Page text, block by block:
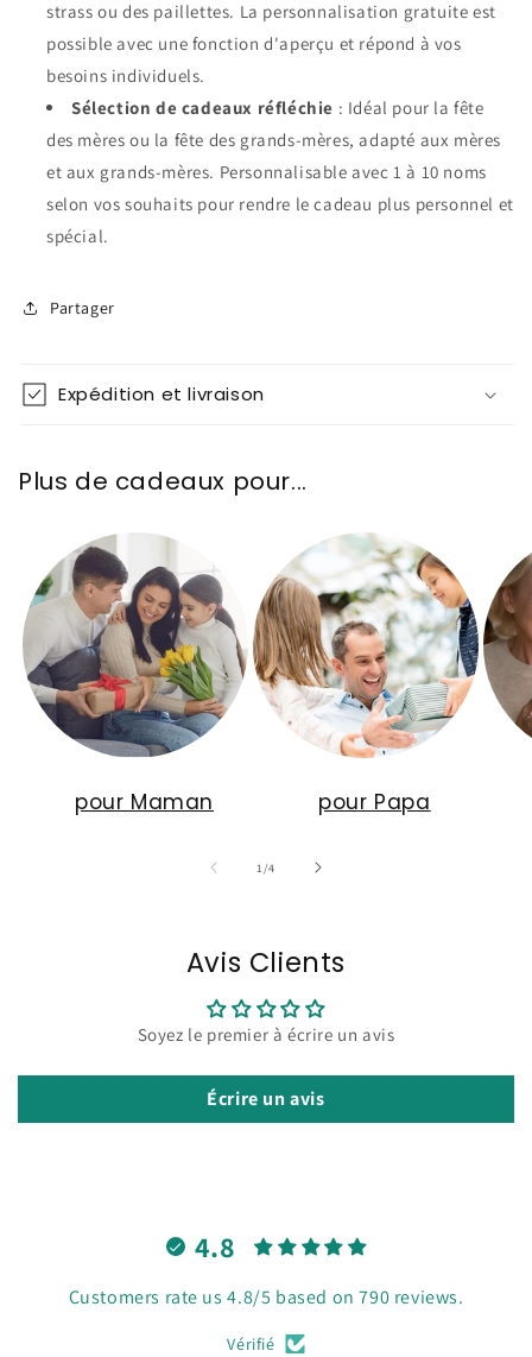
strass ou des paillettes. La personnalisation gratuite est
possible avec une fonction d'aperçu et répond à vos
besoins individuels.
Sélection de cadeaux réfléchie : Idéal pour la fête
des mères ou la fête des grands-mères, adapté aux mères
et aux grands-mères. Personnalisable avec 1 à 10 noms
selon vos souhaits pour rendre le cadeau plus personnel et
spécial.
Partager
Expédition et livraison
Plus de cadeaux pour...
pour Maman pour Papa
1/de
4
Avis Clients
Soyez le premier à écrire un avis
Écrire un avis
4.8
Customers rate us 4.8/5 based on 790 reviews.
Vérifié